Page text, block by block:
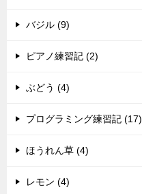
バジル (9)
ピアノ練習記 (2)
ぶどう (4)
プログラミング練習記 (17)
ほうれん草 (4)
レモン (4)